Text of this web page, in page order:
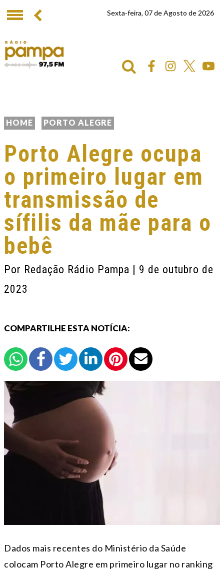
Sexta-feira, 07 de Agosto de 2026
HOME PORTO ALEGRE
Porto Alegre ocupa
o primeiro lugar em
transmissão de
sífilis da mãe para o
bebê
Por Redação Rádio Pampa | 9 de outubro de
2023
COMPARTILHE ESTA NOTÍCIA:
Dados mais recentes do Ministério da Saúde
colocam Porto Alegre em primeiro lugar no ranking